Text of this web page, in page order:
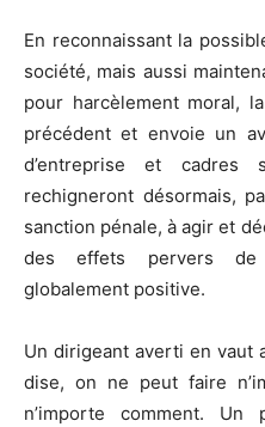
En reconnaissant la
société, mais aussi
pour harcèlement moral,
précédent et envoie un
d’entreprise et cadres
rechigneront désormais,
sanction pénale, à agir et
des effets pervers de
globalement positive.
Un dirigeant averti en vaut
dise, on ne peut faire
n’importe comment.